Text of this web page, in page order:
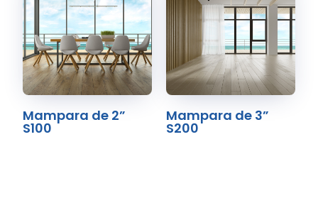
Mampara de 2”
S100
Mampara de 3”
S200